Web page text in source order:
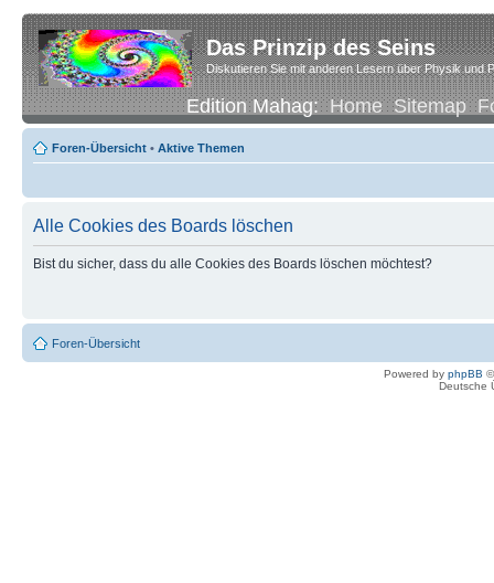
Das Prinzip des Seins
Diskutieren Sie mit anderen Lesern über Physik und
Edition Mahag:Home Sitemap
Foren-Übersicht • Aktive Themen
Alle Cookies des Boards löschen
Bist du sicher, dass du alle Cookies des Boards löschen möchtest?
Foren-Übersicht
Powered by phpBB
Deutsche